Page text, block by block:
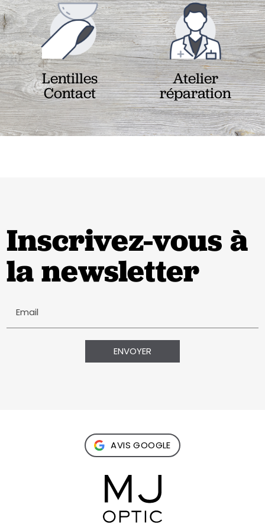
Lentilles
Contact
Atelier
réparation
Inscrivez-vous à
la newsletter
Email
AVIS GOOGLE